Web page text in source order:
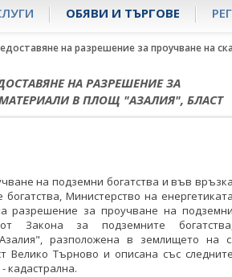
ОБЯВИ И ТЪРГОВЕ
на разрешение за проучване на
НА РАЗРЕШЕНИЕ ЗА
В ПЛОЩ "АЗАЛИЯ", БЛАСТ
на подземни богатства и във връзка
Министерство на енергетиката
разрешение за проучване на подземни
за подземните
разположена в землището на с.
Велико Търново и описана със следните
кадастрална.